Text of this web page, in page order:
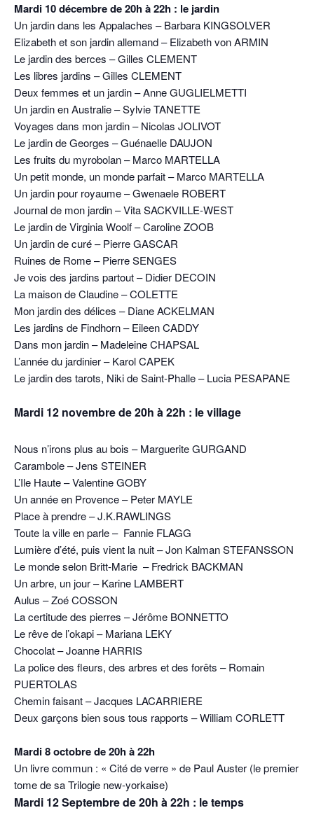
Mardi 10 décembre de 20h à 22h : le jardin
Un jardin dans les Appalaches – Barbara KINGSOLVER
Elizabeth et son jardin allemand – Elizabeth von ARMIN
Le jardin des berces – Gilles CLEMENT
Les libres jardins – Gilles CLEMENT
Deux femmes et un jardin – Anne GUGLIELMETTI
Un jardin en Australie – Sylvie TANETTE
Voyages dans mon jardin – Nicolas JOLIVOT
Le jardin de Georges – Guénaelle DAUJON
Les fruits du myrobolan – Marco MARTELLA
Un petit monde, un monde parfait – Marco MARTELLA
Un jardin pour royaume – Gwenaele ROBERT
Journal de mon jardin – Vita SACKVILLE-WEST
Le jardin de Virginia Woolf – Caroline ZOOB
Un jardin de curé – Pierre GASCAR
Ruines de Rome – Pierre SENGES
Je vois des jardins partout – Didier DECOIN
La maison de Claudine – COLETTE
Mon jardin des délices – Diane ACKELMAN
Les jardins de Findhorn – Eileen CADDY
Dans mon jardin – Madeleine CHAPSAL
L’année du jardinier – Karol CAPEK
Le jardin des tarots, Niki de Saint-Phalle – Lucia PESAPANE
Mardi 12 novembre de 20h à 22h : le village
Nous n’irons plus au bois – Marguerite GURGAND
Carambole – Jens STEINER
L’Ile Haute – Valentine GOBY
Un année en Provence – Peter MAYLE
Place à prendre – J.K.RAWLINGS
Toute la ville en parle – Fannie FLAGG
Lumière d’été, puis vient la nuit – Jon Kalman STEFANSSON
Le monde selon Britt-Marie – Fredrick BACKMAN
Un arbre, un jour – Karine LAMBERT
Aulus – Zoé COSSON
La certitude des pierres – Jérôme BONNETTO
Le rêve de l’okapi – Mariana LEKY
Chocolat – Joanne HARRIS
La police des fleurs, des arbres et des forêts – Romain
PUERTOLAS
Chemin faisant – Jacques LACARRIERE
Deux garçons bien sous tous rapports – William CORLETT
Mardi 8 octobre de 20h à 22h
Un livre commun : « Cité de verre » de Paul Auster (le premier
tome de sa Trilogie new-yorkaise)
Mardi 12 Septembre de 20h à 22h : le temps